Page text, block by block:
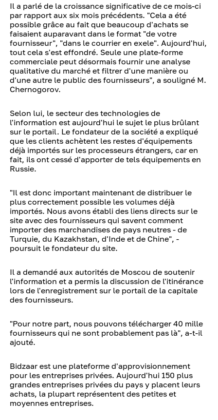
Il a parlé de la croissance significative de ce mois-ci
par rapport aux six mois précédents. "Cela a été
possible grâce au fait que beaucoup d'achats se
faisaient auparavant dans le format "de votre
fournisseur", "dans le courrier en exele". Aujourd'hui,
tout cela s'est effondré. Seule une plate-forme
commerciale peut désormais fournir une analyse
qualitative du marché et filtrer d'une manière ou
d'une autre le public des fournisseurs", a souligné M.
Chernogorov.
Selon lui, le secteur des technologies de
l'information est aujourd'hui le sujet le plus brûlant
sur le portail. Le fondateur de la société a expliqué
que les clients achètent les restes d'équipements
déjà importés sur les processeurs étrangers, car en
fait, ils ont cessé d'apporter de tels équipements en
Russie.
"Il est donc important maintenant de distribuer le
plus correctement possible les volumes déjà
importés. Nous avons établi des liens directs sur le
site avec des fournisseurs qui savent comment
importer des marchandises de pays neutres - de
Turquie, du Kazakhstan, d'Inde et de Chine", -
poursuit le fondateur du site.
Il a demandé aux autorités de Moscou de soutenir
l'information et a permis la discussion de l'itinérance
lors de l'enregistrement sur le portail de la capitale
des fournisseurs.
"Pour notre part, nous pouvons télécharger 40 mille
fournisseurs qui ne sont probablement pas là", a-t-il
ajouté.
Bidzaar est une plateforme d'approvisionnement
pour les entreprises privées. Aujourd'hui 150 plus
grandes entreprises privées du pays y placent leurs
achats, la plupart représentent des petites et
moyennes entreprises.